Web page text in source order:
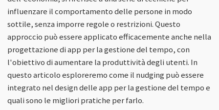
influenzare il comportamento delle persone in modo
sottile, senza imporre regole o restrizioni. Questo
approccio può essere applicato efficacemente anche nella
progettazione di app per la gestione del tempo, con
l'obiettivo di aumentare la produttività degli utenti. In
questo articolo esploreremo come il nudging può essere
integrato nel design delle app per la gestione del tempo e
quali sono le migliori pratiche per farlo.